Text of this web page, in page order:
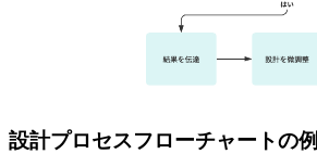
設計プロセスフローチャートの例